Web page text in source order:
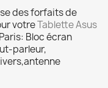
des forfaits de
votreTablette Asus
Bloc écran
parleur,